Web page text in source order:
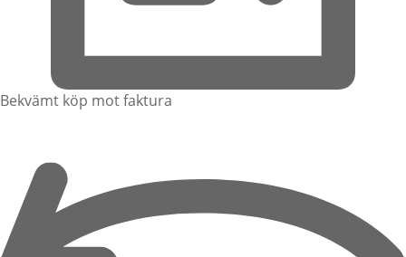
Bekvämt köp mot faktura